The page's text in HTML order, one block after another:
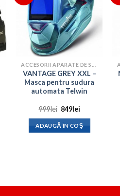
ACCESORII APARATE DE SUDURA
VANTAGE GREY XXL –
Masca pentru sudura
automata Telwin
999lei Prețul
a
fost:
849leiPrețul
este:
849lei.
ADAUGĂ ÎN COȘ